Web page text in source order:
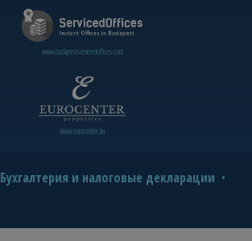
www.budapestservicedoffices.com
www.eurocenter.hu
Бухгалтерия и налоговые декларации